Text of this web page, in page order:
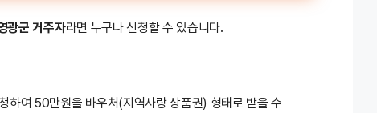
광군 거주자라면 누구나 신청할 수 있습니다.
하여 50만원을 바우처(지역사랑 상품권) 형태로 받을 수